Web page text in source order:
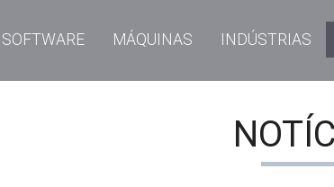
SOFTWARE MÁQUINAS INDÚSTRIAS